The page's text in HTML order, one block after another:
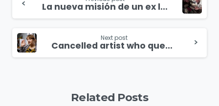
Reading
La nueva misión de un ex líder de pandillas en La Florida
Next post
Cancelled artist who questioned puberty blockers takes legal action
Related Posts